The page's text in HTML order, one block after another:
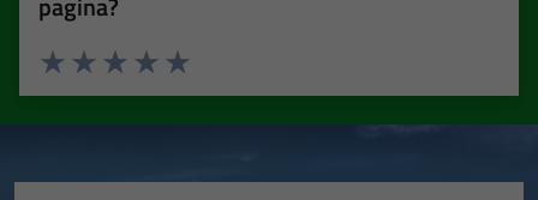
Valuta 5 stelle su 5
Valuta 4 stelle su 5
Valuta 3 stelle su 5
Valuta 2 stelle su 5
Valuta 1 stelle su 5